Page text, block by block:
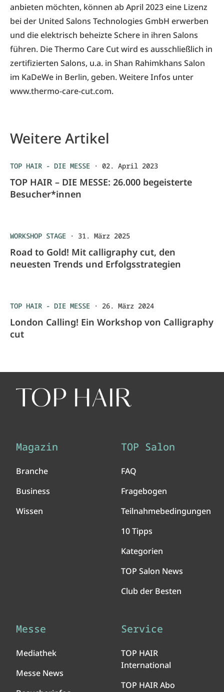
anbieten möchten, können ab April 2023 eine Lizenz
bei der United Salons Technologies GmbH erwerben
und die elektrisch beheizte Schere in ihren Salons
führen. Die Thermo Care Cut wird es ausschließlich in
zertifizierten Salons, u.a. in Shan Rahimkhans Salon
im KaDeWe in Berlin, geben. Weitere Infos unter
www.thermo-care-cut.com.
Weitere Artikel
TOP HAIR - DIE MESSE · 02. April 2023
TOP HAIR – DIE MESSE: 26.000 begeisterte
Besucher*innen
WORKSHOP STAGE · 31. März 2025
Road to Gold! Mit calligraphy cut, den
neuesten Trends und Erfolgsstrategien
TOP HAIR - DIE MESSE · 26. März 2024
London Calling! Ein Workshop von Calligraphy
cut
Magazin
Branche
Business
Wissen
TOP Salon
FAQ
Fragebogen
Teilnahmebedingungen
10 Tipps
Kategorien
TOP Salon News
Club der Besten
Messe
Mediathek
Messe News
Service
TOP HAIR
International
TOP HAIR Abo